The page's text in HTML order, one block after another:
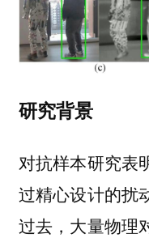
研究背景
对抗样本研究表
过精心设计的扰
过去，大量物理